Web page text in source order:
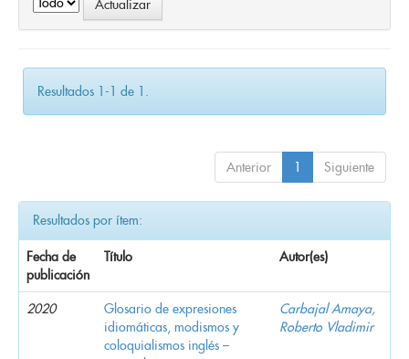
Resultados 1-1 de 1.
Anterior 1 Siguiente
Resultados por ítem:
Fecha de
publicación
Título Autor(es)
2020
Glosario de expresiones
idiomáticas, modismos y
coloquialismos inglés –
Carbajal Amaya,
Roberto Vladimir